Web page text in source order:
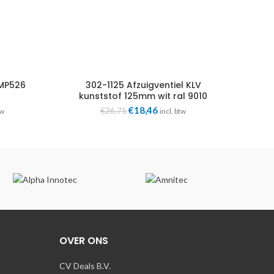
302-1125 Afzuigventiel KLV
kunststof 125mm wit ral 9010
€26,75Oorspronkelijke
€18,46Huidige
incl. btw
OVER ONS
CV Deals B.V.